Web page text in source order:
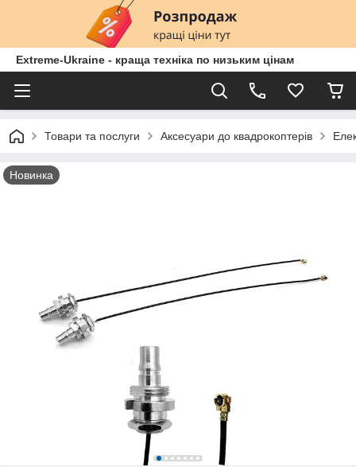
Extreme-Ukraine - краща техніка по низьким цінам
Товари та послуги Аксесуари до квадрокоптерів
Новинка